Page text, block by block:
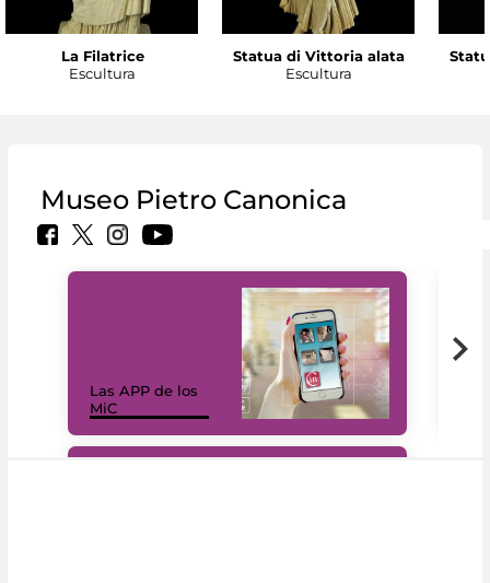
La Filatrice
Escultura
Statua di Vittoria alata
Escultura
Museo Pietro Canonica
Las APP de los
MiC